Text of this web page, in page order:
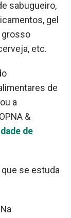
sabugueiro,
gel
grosso
etc.
de
a
&
de
se estuda